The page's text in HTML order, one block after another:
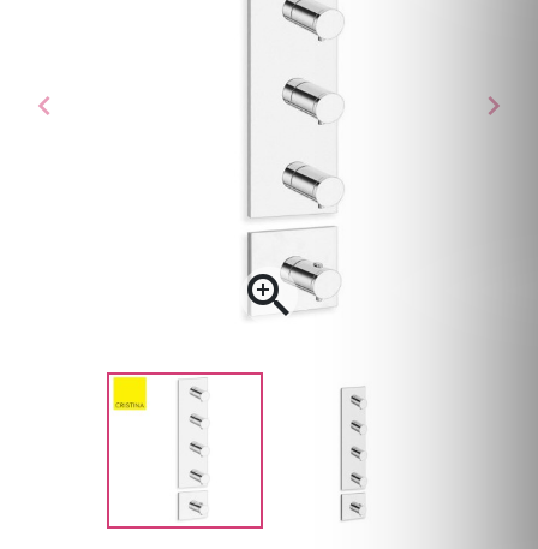
chevron_left

chevron_right